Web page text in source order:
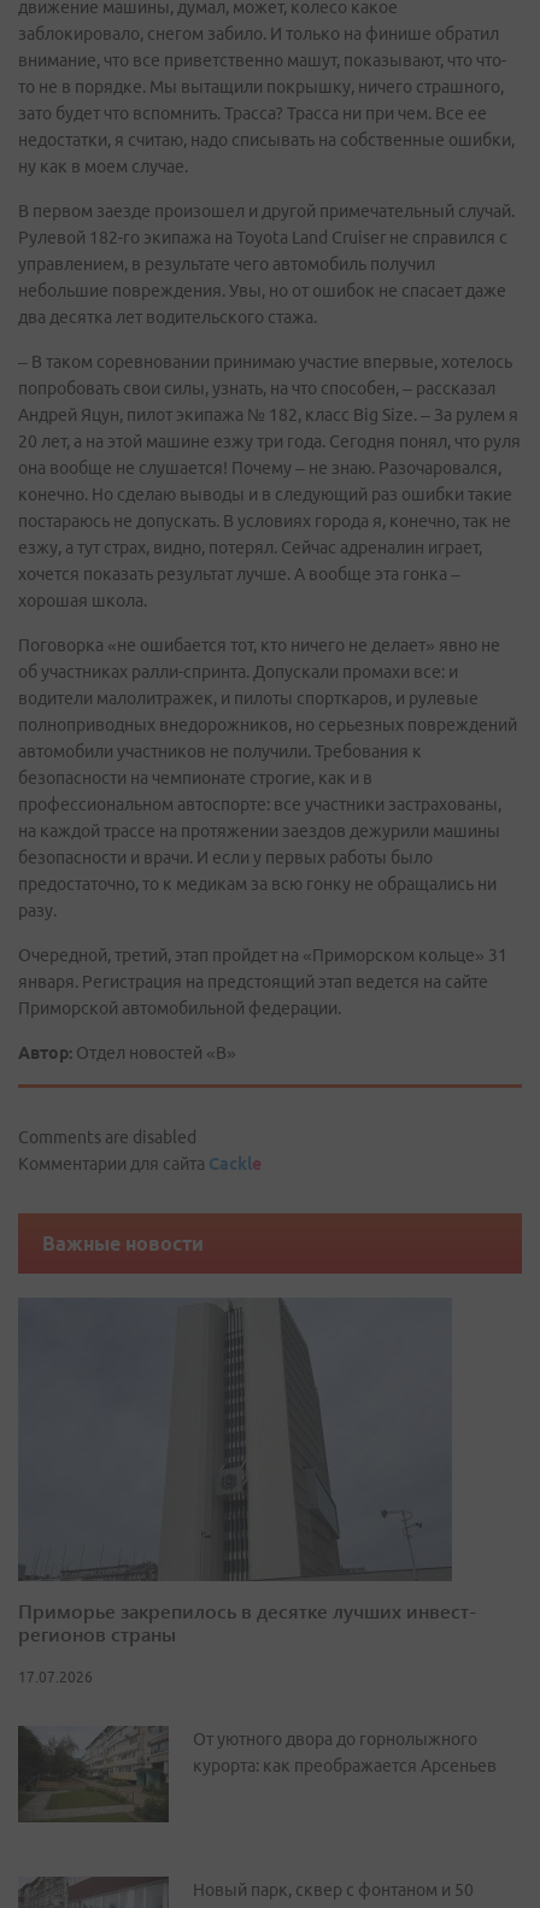
движение машины, думал, может, колесо какое
заблокировало, снегом забило. И только на финише обратил
внимание, что все приветственно машут, показывают, что что-
то не в порядке. Мы вытащили покрышку, ничего страшного,
зато будет что вспомнить. Трасса? Трасса ни при чем. Все ее
недостатки, я считаю, надо списывать на собственные ошибки,
ну как в моем случае.
В первом заезде произошел и другой примечательный случай.
Рулевой 182-го экипажа на Toyota Land Cruiser не справился с
управлением, в результате чего автомобиль получил
небольшие повреждения. Увы, но от ошибок не спасает даже
два десятка лет водительского стажа.
– В таком соревновании принимаю участие впервые, хотелось
попробовать свои силы, узнать, на что способен, – рассказал
Андрей Яцун, пилот экипажа № 182, класс Big Size. – За рулем я
20 лет, а на этой машине езжу три года. Сегодня понял, что руля
она вообще не слушается! Почему – не знаю. Разочаровался,
конечно. Но сделаю выводы и в следующий раз ошибки такие
постараюсь не допускать. В условиях города я, конечно, так не
езжу, а тут страх, видно, потерял. Сейчас адреналин играет,
хочется показать результат лучше. А вообще эта гонка –
хорошая школа.
Поговорка «не ошибается тот, кто ничего не делает» явно не
об участниках ралли-спринта. Допускали промахи все: и
водители малолитражек, и пилоты спорткаров, и рулевые
полноприводных внедорожников, но серьезных повреждений
автомобили участников не получили. Требования к
безопасности на чемпионате строгие, как и в
профессиональном автоспорте: все участники застрахованы,
на каждой трассе на протяжении заездов дежурили машины
безопасности и врачи. И если у первых работы было
предостаточно, то к медикам за всю гонку не обращались ни
разу.
Очередной, третий, этап пройдет на «Приморском кольце» 31
января. Регистрация на предстоящий этап ведется на сайте
Приморской автомобильной федерации.
Автор: Отдел новостей «В»
Comments are disabled
Комментарии для сайта Cackle
Важные новости
Приморье закрепилось в десятке лучших инвест-
регионов страны
17.07.2026
От уютного двора до горнолыжного
курорта: как преображается Арсеньев
Новый парк, сквер с фонтаном и 50